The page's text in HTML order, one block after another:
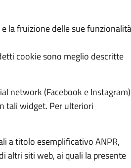
la fruizione delle sue
cookie sono meglio descritte
network (Facebook e Instagram)
tali widget. Per ulteriori
a titolo esemplificativo ANPR,
altri siti web, ai quali la presente